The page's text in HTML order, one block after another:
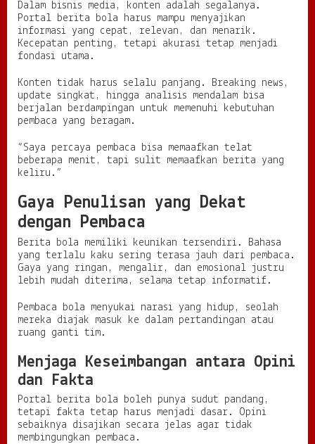
Dalam bisnis media, konten adalah segalanya.
Portal berita bola harus mampu menyajikan
informasi yang cepat, relevan, dan menarik.
Kecepatan penting, tetapi akurasi tetap menjadi
fondasi utama.
Konten tidak harus selalu panjang. Breaking news,
update singkat, hingga analisis mendalam bisa
berjalan berdampingan untuk memenuhi kebutuhan
pembaca yang beragam.
“Saya percaya pembaca bisa memaafkan telat
beberapa menit, tapi sulit memaafkan berita yang
keliru.”
Gaya Penulisan yang Dekat
dengan Pembaca
Berita bola memiliki keunikan tersendiri. Bahasa
yang terlalu kaku sering terasa jauh dari pembaca.
Gaya yang ringan, mengalir, dan emosional justru
lebih mudah diterima, selama tetap informatif.
Pembaca bola menyukai narasi yang hidup, seolah
mereka diajak masuk ke dalam pertandingan atau
ruang ganti tim.
Menjaga Keseimbangan antara Opini
dan Fakta
Portal berita bola boleh punya sudut pandang,
tetapi fakta tetap harus menjadi dasar. Opini
sebaiknya disajikan secara jelas agar tidak
membingungkan pembaca.